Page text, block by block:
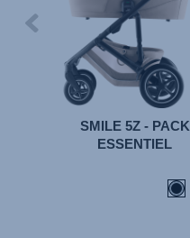
SMILE 5Z - PACK
ESSENTIEL